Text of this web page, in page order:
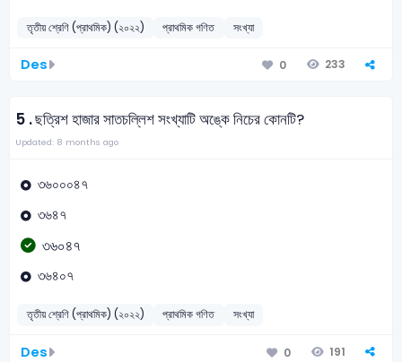
তৃতীয় শ্রেণি (প্রাথমিক) (২০২২) প্রাথমিক গণিত সংখ্যা
Des 0 233
5 .ছত্রিশ হাজার সাতচল্লিশ সংখ্যাটি অঙ্কে নিচের কোনটি?
Updated: 8 months ago
৩৬০০০৪৭
৩৬৪৭
৩৬০৪৭
৩৬৪০৭
তৃতীয় শ্রেণি (প্রাথমিক) (২০২২) প্রাথমিক গণিত সংখ্যা
Des 0 191